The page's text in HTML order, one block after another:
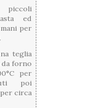
ed
per
teglia
forno
per
poi
per circa